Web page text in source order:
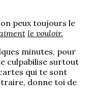
peux toujours le
le vouloir.
minutes, pour
culpabilise surtout
qui te sont
donne toi de